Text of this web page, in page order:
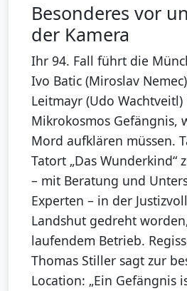
Besonderes vor
der Kamera
Ihr 94. Fall führt die
Ivo Batic (Miroslav
Leitmayr (Udo
Mikrokosmos Gefängnis,
Mord aufklären müssen.
Tatort „Das Wunderkind“
– mit Beratung und
Experten – in der
Landshut gedreht
laufendem Betrieb.
Thomas Stiller sagt zur
Location: „Ein Gefängnis